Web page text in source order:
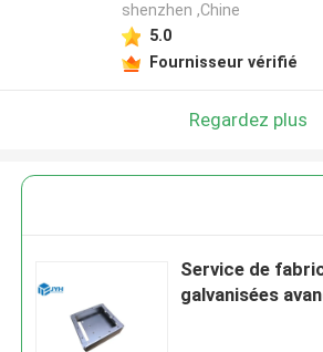
shenzhen ,Chine
5.0
Fournisseur vérifié
Regardez plus
Service de
galvanisées